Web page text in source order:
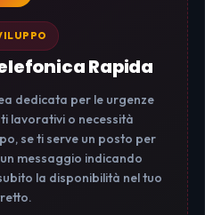
Rapida
dedicata per le urgenze
lavorativi o necessità
se ti serve un posto per
messaggio indicando
la disponibilità nel tuo